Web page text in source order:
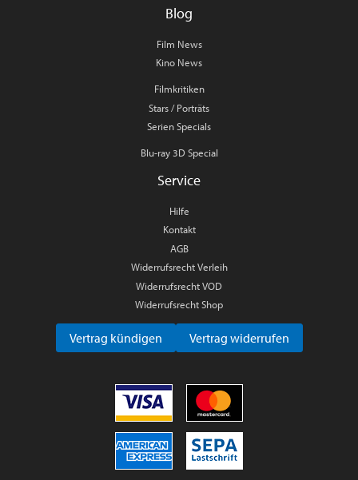
Blog
Film News
Kino News
Filmkritiken
Stars / Porträts
Serien Specials
Blu-ray 3D Special
Service
Hilfe
Kontakt
AGB
Widerrufsrecht Verleih
Widerrufsrecht VOD
Widerrufsrecht Shop
Vertrag kündigen Vertrag widerrufen